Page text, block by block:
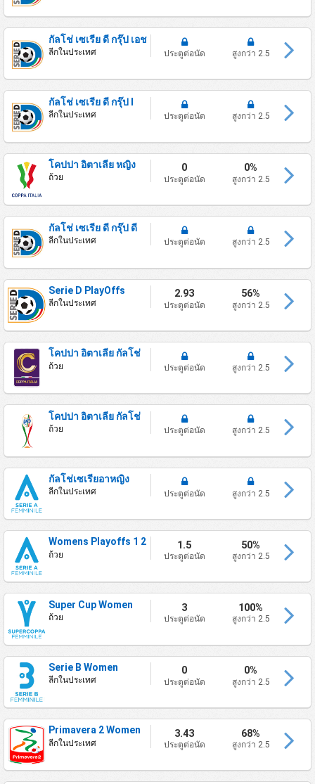
กัลโช่ เซเรีย ดี กรุ๊ป เอช
ลีกในประเทศ ประตูต่อนัด สูงกว่า 2.5
กัลโช่ เซเรีย ดี กรุ๊ป I
ลีกในประเทศ ประตูต่อนัด สูงกว่า 2.5
โคปปา อิตาเลีย หญิง
ถ้วย
0
ประตูต่อนัด
0%
สูงกว่า 2.5
กัลโช่ เซเรีย ดี กรุ๊ป ดี
ลีกในประเทศ ประตูต่อนัด สูงกว่า 2.5
Serie D PlayOffs
ลีกในประเทศ
2.93
ประตูต่อนัด
56%
สูงกว่า 2.5
โคปปา อิตาเลีย กัลโช่
ถ้วย ประตูต่อนัด สูงกว่า 2.5
โคปปา อิตาเลีย กัลโช่
ถ้วย ประตูต่อนัด สูงกว่า 2.5
กัลโช่เซเรียอาหญิง
ลีกในประเทศ ประตูต่อนัด สูงกว่า 2.5
Womens Playoffs 1 2
ถ้วย
1.5
ประตูต่อนัด
50%
สูงกว่า 2.5
Super Cup Women
ถ้วย
3
ประตูต่อนัด
100%
สูงกว่า 2.5
Serie B Women
ลีกในประเทศ
0
ประตูต่อนัด
0%
สูงกว่า 2.5
Primavera 2 Women
ลีกในประเทศ
3.43
ประตูต่อนัด
68%
สูงกว่า 2.5